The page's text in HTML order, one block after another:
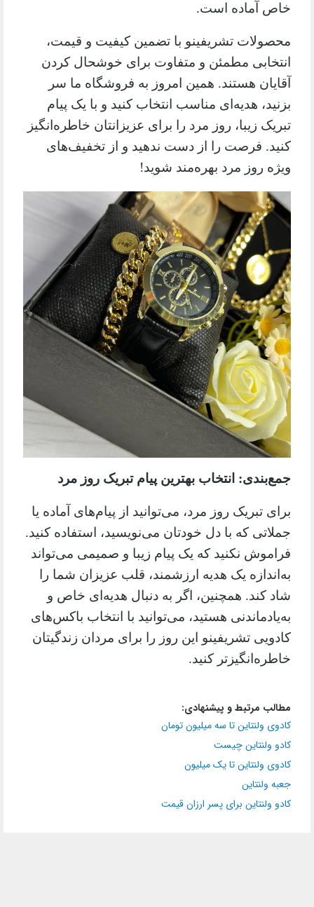
خاص آماده است.
محصولات تشریفینو با تضمین کیفیت و قیمت،
انتخابی مطمئن و متفاوت برای خوشحال کردن
آقایان هستند. همین امروز به فروشگاه ما سر
بزنید، هدیه‌ای مناسب انتخاب کنید و با یک پیام
تبریک زیبا، روز مرد را برای عزیزانتان خاطره‌انگیز
کنید. فرصت را از دست ندهید و از تخفیف‌های
ویژه روز مرد بهره‌مند شوید!
جمع‌بندی: انتخاب بهترین پیام تبریک روز مرد
برای تبریک روز مرد، می‌توانید از پیام‌های آماده یا
جملاتی که با دل خودتان می‌نویسید، استفاده کنید.
فراموش نکنید که یک پیام زیبا و صمیمی می‌تواند
به‌اندازه یک هدیه ارزشمند، قلب عزیزان شما را
شاد کند. همچنین، اگر به دنبال هدیه‌ای خاص و
به‌یادماندنی هستید، می‌توانید با انتخاب باکس‌های
کادویی تشریفینو این روز را برای مردان زندگیتان
خاطره‌انگیزتر کنید.
مطالب مرتبط و پیشنهادی:
کادوی ولنتاین تا سه میلیون تومان
کادو ولنتاین چیست
کادوی ولنتاین تا یک میلیون
جعبه ولنتاین
کادو ولنتاین برای پسر ارزان قیمت